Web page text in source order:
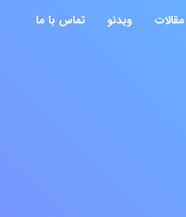
مقالات ویدئو تماس با ما